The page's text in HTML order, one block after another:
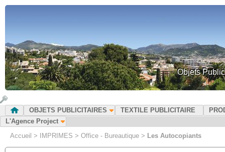
Objets
OBJETS PUBLICITAIRES TEXTILE PUBLICITAIRE
L'Agence Project
Accueil > IMPRIMES > Office - Bureautique > Les Autocopiants